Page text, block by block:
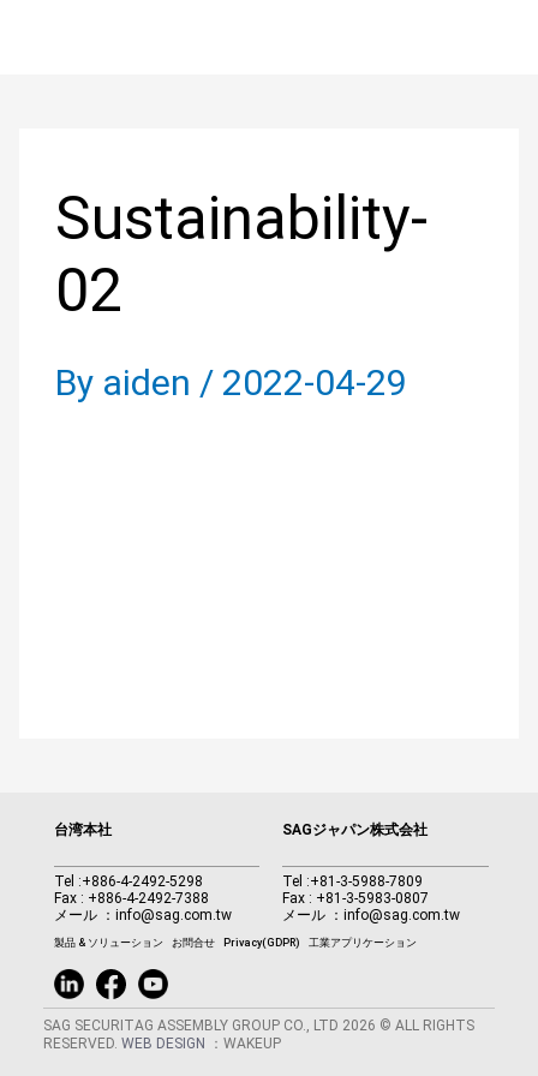
Sustainability-
02
By aiden / 2022-04-29
台湾本社
Tel :+886-4-2492-5298
Fax : +886-4-2492-7388
メール ： info@sag.com.tw
SAGジャパン株式会社
Tel :+81-3-5988-7809
Fax : +81-3-5983-0807
メール ：info@sag.com.tw
製品 & ソリューション お問合せ Privacy(GDPR) 工業アプリケーション
SAG SECURITAG ASSEMBLY GROUP CO., LTD 2026 © ALL RIGHTS
RESERVED. WEB DESIGN ：WAKEUP